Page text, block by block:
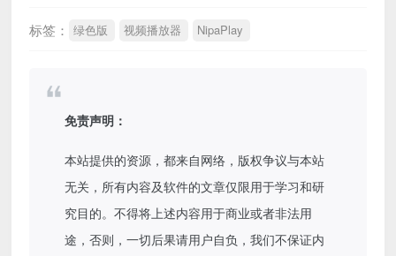
标签： 绿色版 视频播放器 NipaPlay
免责声明：
本站提供的资源，都来自网络，版权争议与本站
无关，所有内容及软件的文章仅限用于学习和研
究目的。不得将上述内容用于商业或者非法用
途，否则，一切后果请用户自负，我们不保证内